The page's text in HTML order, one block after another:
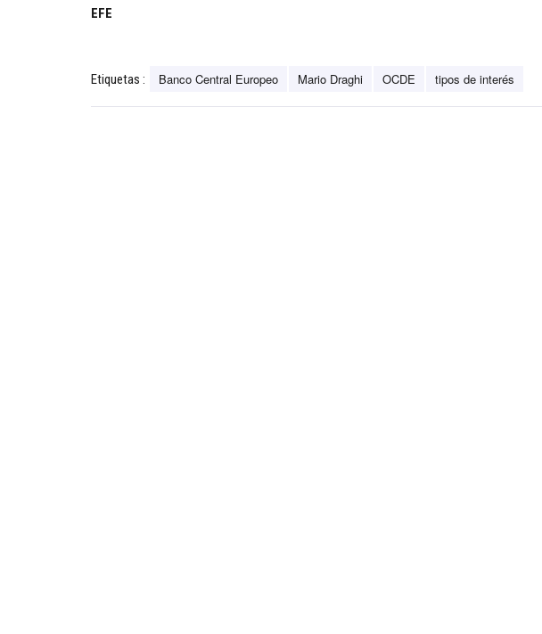
EFE
Etiquetas : Banco Central Europeo Mario Draghi OCDE tipos de interés